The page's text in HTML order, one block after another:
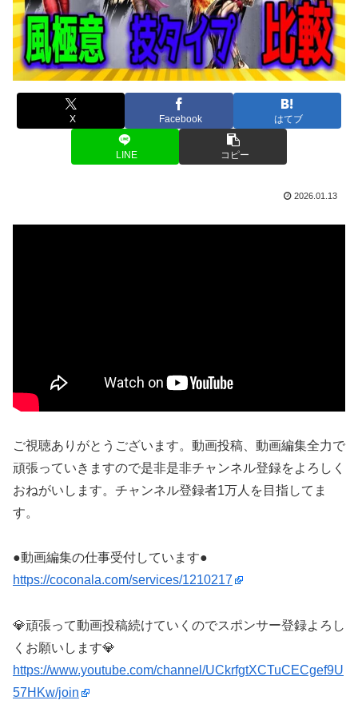
X Facebook はてブ
LINE コピー
2026.01.13
ご視聴ありがとうございます。動画投稿、動画編集全力で
頑張っていきますので是非是非チャンネル登録をよろしく
おねがいします。チャンネル登録者1万人を目指してま
す。
●動画編集の仕事受付しています●
https://coconala.com/services/1210217
💎頑張って動画投稿続けていくのでスポンサー登録よろし
くお願いします💎
https://www.youtube.com/channel/UCkrfgtXCTuCECgef9U
57HKw/join